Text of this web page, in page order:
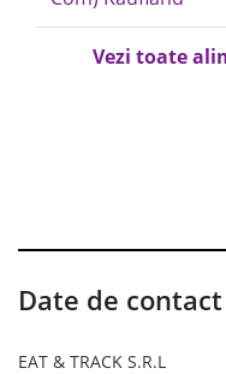
Vezi toate
Date de contact
EAT & TRACK S.R.L